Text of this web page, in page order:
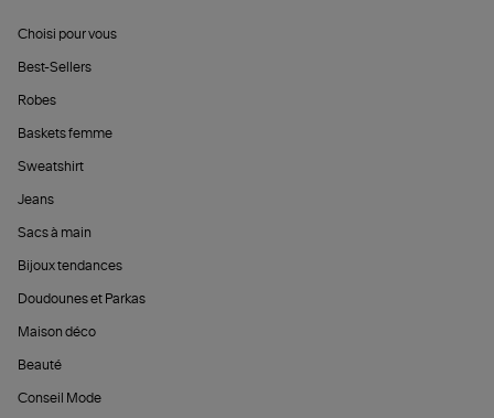
Choisi pour vous
Best-Sellers
Robes
Baskets femme
Sweatshirt
Jeans
Sacs à main
Bijoux tendances
Doudounes et Parkas
Maison déco
Beauté
Conseil Mode